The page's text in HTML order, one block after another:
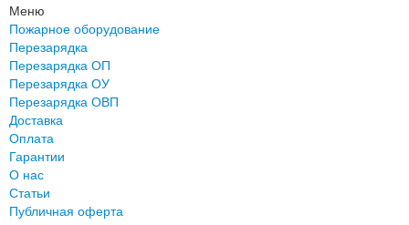
Меню
Пожарное оборудование
Перезарядка
Перезарядка ОП
Перезарядка ОУ
Перезарядка ОВП
Доставка
Оплата
Гарантии
О нас
Статьи
Публичная оферта